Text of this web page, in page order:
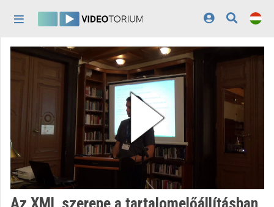
Kezdőlap
Kategóriák
Lejátszási listák
Intézmények